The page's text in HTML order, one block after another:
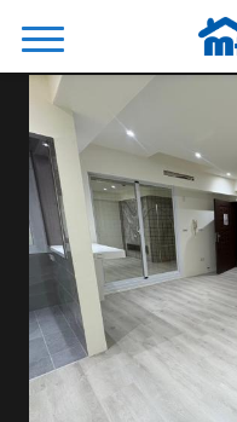
2026 台北降價好屋限量釋出
2026 台中降價好屋限量釋出
2026 高雄降價好屋限量釋出